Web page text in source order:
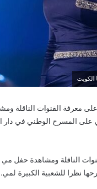
الكويت
معرفة القنوات الناقلة
المسرح الوطني في دار
الناقلة ومشاهدة حفل مي
نظرا للشعبية الكبيرة لمي.